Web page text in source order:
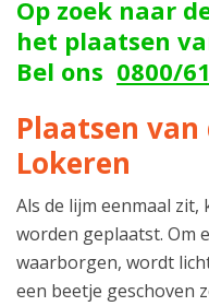
Op zoek naar
het plaatsen
Bel ons 0800/
Plaatsen
Lokeren
Als de lijm eenmaal
worden geplaatst. Om
waarborgen, wordt
een beetje geschoven